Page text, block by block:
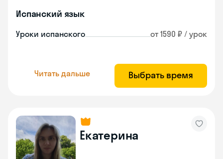
Испанский язык
Уроки испанского от 1590 ₽ / урок
Читать дальше Выбрать время
Екатерина